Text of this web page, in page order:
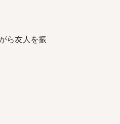
ら友人を振